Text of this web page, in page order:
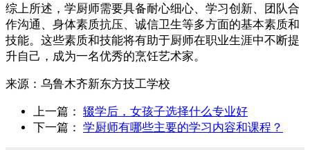
综上所述，学厨师需要具备耐心细心、学习创新、团队合
作沟通、身体素质抗压、诚信卫生等多方面的基本素质和
技能。这些素质和技能将有助于厨师在职业生涯中不断提
升自己，成为一名优秀的烹饪艺术家。
来源： 乌鲁木齐新东方技工学校
上一篇： 辍学后，女孩子选择什么专业好
下一篇： 学厨师有哪些主要的学习内容和课程？